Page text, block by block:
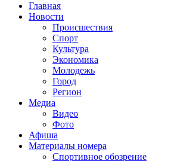
ГАЗЕТАГлавная
Новости
Происшествия
Спорт
Культура
Экономика
Молодежь
Город
Регион
Медиа
Видео
Фото
Афиша
Материалы номера
Спортивное обозрение